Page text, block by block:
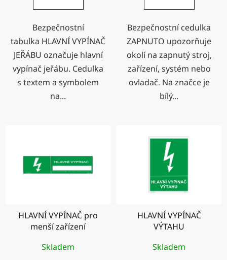
Bezpečnostní
tabulka HLAVNÍ VYPÍNAČ
JEŘÁBU označuje hlavní
vypínač jeřábu. Cedulka
s textem a symbolem
na...
Bezpečnostní cedulka
ZAPNUTO upozorňuje
okolí na zapnutý stroj,
zařízení, systém nebo
ovladač. Na značce je
bílý...
HLAVNÍ VYPÍNAČ pro
menší zařízení
Skladem
HLAVNÍ VYPÍNAČ
VÝTAHU
Skladem